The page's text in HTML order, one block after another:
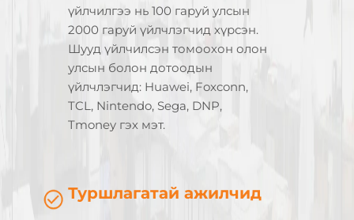
үйлчилгээ нь 100 гаруй улсын
2000 гаруй үйлчлэгчид хүрсэн.
Шууд үйлчилсэн томоохон олон
улсын болон дотоодын
үйлчлэгчид: Huawei, Foxconn,
TCL, Nintendo, Sega, DNP,
Tmoney гэх мэт.
Туршлагатай ажилчид